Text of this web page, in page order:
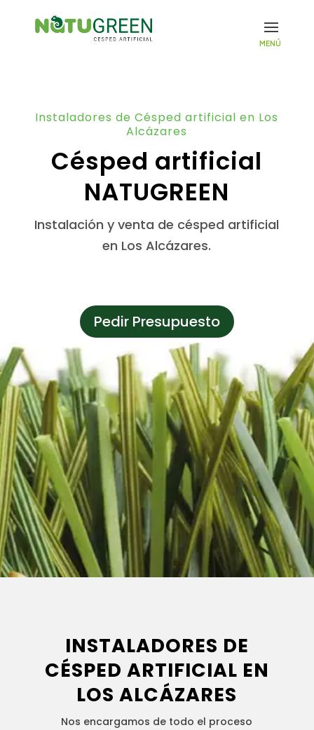
Instaladores de Césped artificial en Los
Alcázares
Césped artificial
NATUGREEN
Instalación y venta de césped artificial
en Los Alcázares.
Pedir Presupuesto
INSTALADORES DE
CÉSPED ARTIFICIAL EN
LOS ALCÁZARES
Nos encargamos de todo el proceso